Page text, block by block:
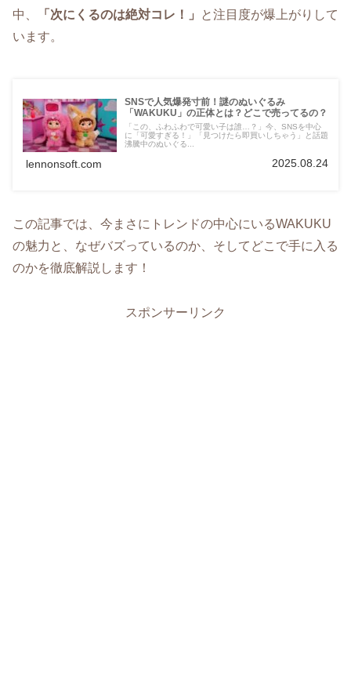
中、
「次にくるのは絶対コレ！」
と注目度が爆上がりして
います。
SNSで人気爆発寸前！謎のぬいぐるみ
「WAKUKU」の正体とは？どこで売ってるの？
「この、ふわふわで可愛い子は誰…？」今、SNSを中心
に「可愛すぎる！」「見つけたら即買いしちゃう」と話題
沸騰中のぬいぐる...
lennonsoft.com 2025.08.24
この記事では、今まさにトレンドの中心にいるWAKUKU
の魅力と、なぜバズっているのか、そしてどこで手に入る
のかを徹底解説します！
スポンサーリンク